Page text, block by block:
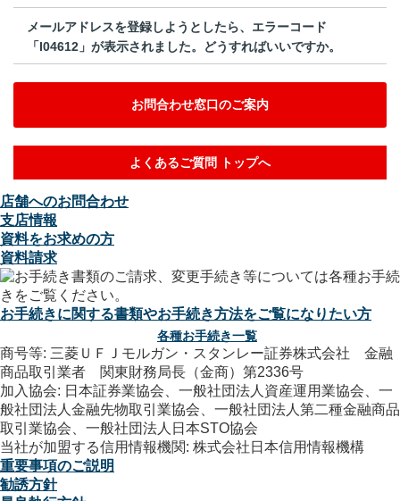
メールアドレスを登録しようとしたら、エラーコード
「I04612」が表示されました。どうすればいいですか。
お問合わせ窓口のご案内
よくあるご質問 トップへ
店舗へのお問合わせ
支店情報
資料をお求めの方
資料請求
お手続きに関する書類やお手続き方法をご覧になりたい方
各種お手続き一覧
商号等: 三菱ＵＦＪモルガン・スタンレー証券株式会社 金融
商品取引業者 関東財務局長（金商）第2336号
加入協会: 日本証券業協会、一般社団法人資産運用業協会、一
般社団法人金融先物取引業協会、一般社団法人第二種金融商品
取引業協会、一般社団法人日本STO協会
当社が加盟する信用情報機関: 株式会社日本信用情報機構
重要事項のご説明
勧誘方針